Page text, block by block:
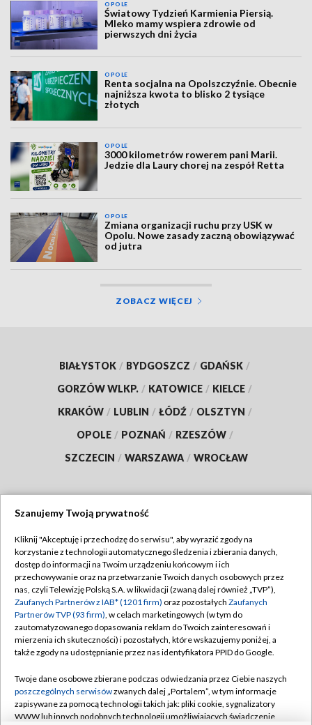
OPOLE
Światowy Tydzień Karmienia Piersią.
Mleko mamy wspiera zdrowie od
pierwszych dni życia
OPOLE
Renta socjalna na Opolszczyźnie. Obecnie
najniższa kwota to blisko 2 tysiące
złotych
OPOLE
3000 kilometrów rowerem pani Marii.
Jedzie dla Laury chorej na zespół Retta
OPOLE
Zmiana organizacji ruchu przy USK w
Opolu. Nowe zasady zaczną obowiązywać
od jutra
ZOBACZ WIĘCEJ
BIAŁYSTOK / BYDGOSZCZ / GDAŃSK /
GORZÓW WLKP. / KATOWICE / KIELCE /
KRAKÓW / LUBLIN / ŁÓDŹ / OLSZTYN /
OPOLE / POZNAŃ / RZESZÓW /
SZCZECIN / WARSZAWA / WROCŁAW
TVP
Abonament TVP
Emisja w TVP
Centrum informacji TVP
Naziemna Telewizja Cyfrowa
Rada Programowa
System NOS
Regulamin TVP
Polityka prywatności
Moje zgody
Pomoc
Kontakt
Szanujemy Twoją prywatność
Kliknij "Akceptuję i przechodzę do serwisu", aby wyrazić zgody na
korzystanie z technologii automatycznego śledzenia i zbierania danych,
dostęp do informacji na Twoim urządzeniu końcowym i ich
przechowywanie oraz na przetwarzanie Twoich danych osobowych przez
nas, czyli Telewizję Polską S.A. w likwidacji (zwaną dalej również „TVP”),
Zaufanych Partnerów z IAB* (1201 firm) oraz pozostałych Zaufanych
Partnerów TVP (93 firm), w celach marketingowych (w tym do
zautomatyzowanego dopasowania reklam do Twoich zainteresowań i
mierzenia ich skuteczności) i pozostałych, które wskazujemy poniżej, a
także zgody na udostępnianie przez nas identyfikatora PPID do Google.
Twoje dane osobowe zbierane podczas odwiedzania przez Ciebie naszych
poszczególnych serwisówzwanych dalej „Portalem”, w tym informacje
zapisywane za pomocą technologii takich jak: pliki cookie, sygnalizatory
WWW lub innych podobnych technologii umożliwiających świadczenie